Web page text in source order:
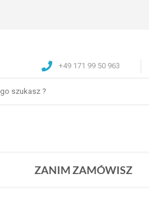
+49 171 99 50 963
ZANIM ZAMÓWISZ